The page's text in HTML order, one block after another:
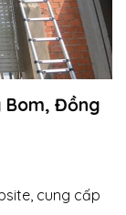
Bom, Đồng
cung cấp